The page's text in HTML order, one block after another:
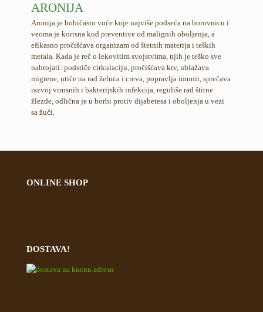
ARONIJA
Aronija je bobičasto voće koje najviše podseća na borovnicu i
veoma je korisna kod preventive od malignih oboljenja, a
efikasno pročišćava organizam od štetnih materija i teških
metala. Kada je reč o lekovitim svojstvima, njih je teško sve
nabrojati: podstiče cirkulaciju, pročišćava krv, ublažava
migrene, utiče na rad želuca i creva, popravlja imunit, sprečava
razvoj virusnih i bakterijskih infekcija, reguliše rad štitne
žlezde, odlična je u borbi protiv dijabetesa i oboljenja u vezi
sa žuči.
ONLINE SHOP
DOSTAVA!